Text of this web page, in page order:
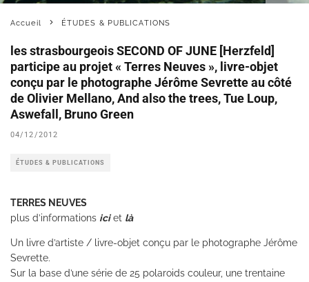
Accueil ÉTUDES & PUBLICATIONS
les strasbourgeois SECOND OF JUNE [Herzfeld]
participe au projet « Terres Neuves », livre-objet
conçu par le photographe Jérôme Sevrette au côté
de Olivier Mellano, And also the trees, Tue Loup,
Aswefall, Bruno Green
04/12/2012
ÉTUDES & PUBLICATIONS
TERRES NEUVES
plus d’informations iciet là
Un livre d’artiste / livre-objet conçu par le photographe Jérôme
Sevrette.
Sur la base d’une série de 25 polaroids couleur, une trentaine